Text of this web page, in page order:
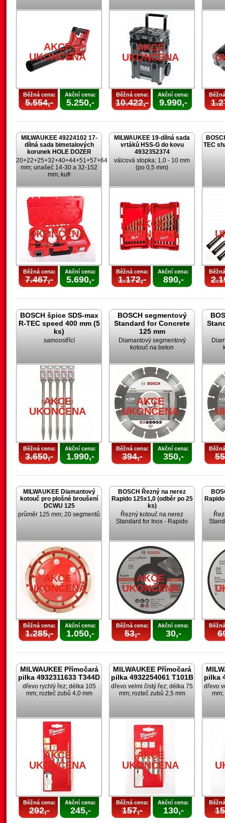
AKCE
UKONČENA
Běžná cena:
5.554,-
Akční cena:
5.250,-
AKCE
UKONČENA
Běžná cena:
10.422,-
Akční cena:
9.990,-
MILWAUKEE 49224102 17-
dílná sada bimetalových
korunek HOLE DOZER
20+22+25+32+40+44+51+57+64+65+67+68+76
mm; unašeč 14-30 a 32-152
mm; kufr
AKCE
UKONČENA
Běžná cena:
7.467,-
Akční cena:
5.690,-
MILWAUKEE 19-dílná sada
vrtáků HSS-G do kovu
4932352374
válcová stopka; 1,0 - 10 mm
(po 0,5 mm)
AKCE
UKONČENA
Běžná cena:
1.172,-
Akční cena:
890,-
TEC
BOSCH špice SDS-max
R-TEC speed 400 mm (5
ks)
samoostřící
AKCE
UKONČENA
Běžná cena:
3.650,-
Akční cena:
1.990,-
BOSCH segmentový
Standard for Concrete
125 mm
Diamantový segmentový
kotouč na beton
AKCE
UKONČENA
Běžná cena:
394,-
Akční cena:
350,-
MILWAUKEE Diamantový
kotouč pro plošné broušení
DCWU 125
průměr 125 mm; 20 segmentů
AKCE
UKONČENA
Běžná cena:
1.285,-
Akční cena:
1.050,-
BOSCH Řezný na nerez
Rapido 125x1,0 (odběr po 25
ks)
Řezný kotouč na nerez
Standard for Inox - Rapido
AKCE
UKONČENA
Běžná cena:
53,-
Akční cena:
30,-
MILWAUKEE Přímočará
pilka 4932311633 T344D
dřevo rychlý řez; délka 105
mm; rozteč zubů 4,0 mm
AKCE
UKONČENA
Běžná cena:
292,-
Akční cena:
245,-
MILWAUKEE Přímočará
pilka 4932254061 T101B
dřevo velmi čistý řez; délka 75
mm; rozteč zubů 2,5 mm
AKCE
UKONČENA
Běžná cena:
157,-
Akční cena:
130,-
pilka
dřevo
mm;